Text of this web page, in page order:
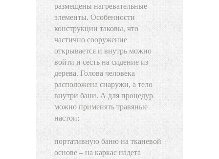
размещены нагревательные
элементы. Особенности
конструкции таковы, что
частично сооружение
открывается и внутрь можно
войти и сесть на сидение из
дерева. Голова человека
расположена снаружи, а тело
внутри бани. А для процедур
можно применять травяные
настои;
портативную баню на тканевой
основе – на каркас надета